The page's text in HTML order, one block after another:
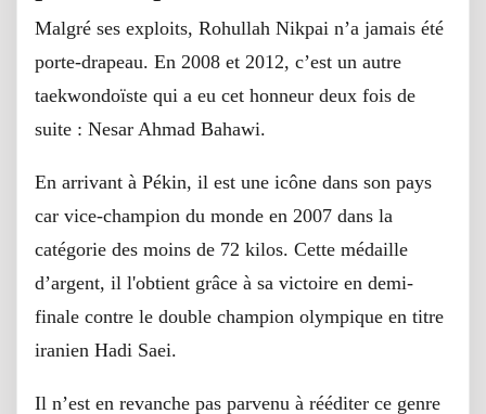
Malgré ses exploits, Rohullah Nikpai n’a jamais été
porte-drapeau. En 2008 et 2012, c’est un autre
taekwondoïste qui a eu cet honneur deux fois de
suite : Nesar Ahmad Bahawi.
En arrivant à Pékin, il est une icône dans son pays
car vice-champion du monde en 2007 dans la
catégorie des moins de 72 kilos. Cette médaille
d’argent, il l'obtient grâce à sa victoire en demi-
finale contre le double champion olympique en titre
iranien Hadi Saei.
Il n’est en revanche pas parvenu à rééditer ce genre